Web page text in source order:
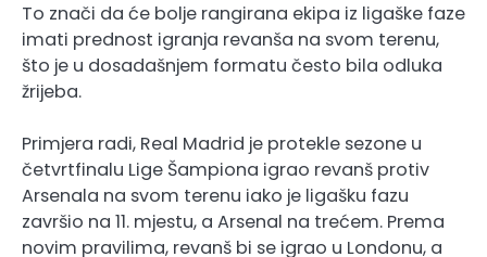
To znači da će bolje rangirana ekipa iz ligaške faze
imati prednost igranja revanša na svom terenu,
što je u dosadašnjem formatu često bila odluka
žrijeba.
Primjera radi, Real Madrid je protekle sezone u
četvrtfinalu Lige Šampiona igrao revanš protiv
Arsenala na svom terenu iako je ligašku fazu
završio na 11. mjestu, a Arsenal na trećem. Prema
novim pravilima, revanš bi se igrao u Londonu, a